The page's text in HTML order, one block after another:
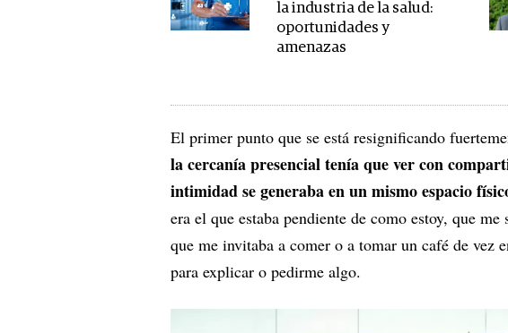
la industria de la salud:
oportunidades y
amenazas
El primer punto que se está resignificando
la cercanía presencial tenía que ver con
intimidad se generaba en un mismo espacio
era el que estaba pendiente de como estoy, que
que me invitaba a comer o a tomar un café de vez
para explicar o pedirme algo.